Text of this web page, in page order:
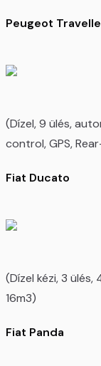
Peugeot
(Dízel, 9 ülés,
control, GPS,
Fiat Ducato
(Dízel kézi, 3
16m3)
Fiat Panda